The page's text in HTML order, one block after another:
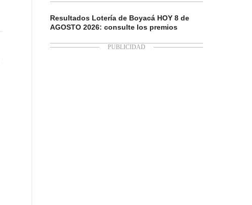
Resultados Lotería de Boyacá HOY 8 de
AGOSTO 2026: consulte los premios